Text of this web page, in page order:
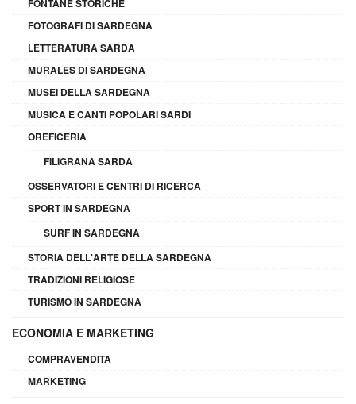
FONTANE STORICHE
FOTOGRAFI DI SARDEGNA
LETTERATURA SARDA
MURALES DI SARDEGNA
MUSEI DELLA SARDEGNA
MUSICA E CANTI POPOLARI SARDI
OREFICERIA
FILIGRANA SARDA
OSSERVATORI E CENTRI DI RICERCA
SPORT IN SARDEGNA
SURF IN SARDEGNA
STORIA DELL'ARTE DELLA SARDEGNA
TRADIZIONI RELIGIOSE
TURISMO IN SARDEGNA
ECONOMIA E MARKETING
COMPRAVENDITA
MARKETING